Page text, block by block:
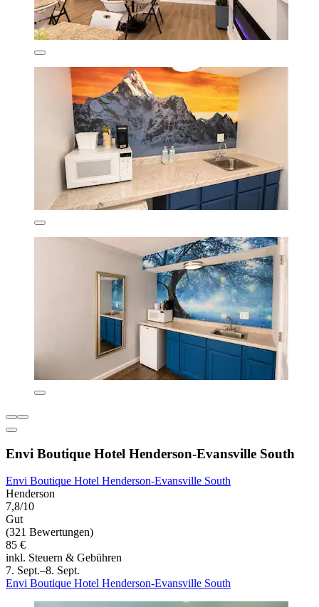
Envi Boutique Hotel Henderson-Evansville South
Envi Boutique Hotel Henderson-Evansville South
Henderson
7,8/10
Gut
(321 Bewertungen)
85 €
inkl. Steuern & Gebühren
7. Sept.–8. Sept.
Envi Boutique Hotel Henderson-Evansville South